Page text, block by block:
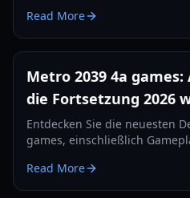
neu definiert.
Read More
Metro 2039 4a
die Fortsetzung 2026
Entdecken Sie die neuesten
games, einschließlich
Veröffentlichung im Jahr 2026.
Read More